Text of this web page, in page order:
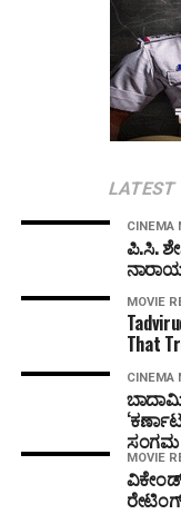
LATEST
CINEMA
ಪಿ.ಸಿ.
MOVIE
That
CINEMA
ಸಂಗಮ
MOVIE